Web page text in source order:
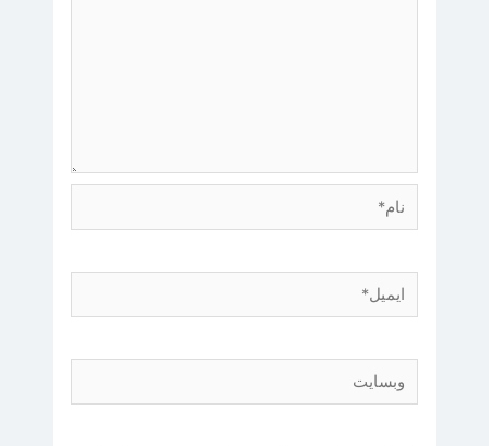
نام*
ایمیل*
وبسایت